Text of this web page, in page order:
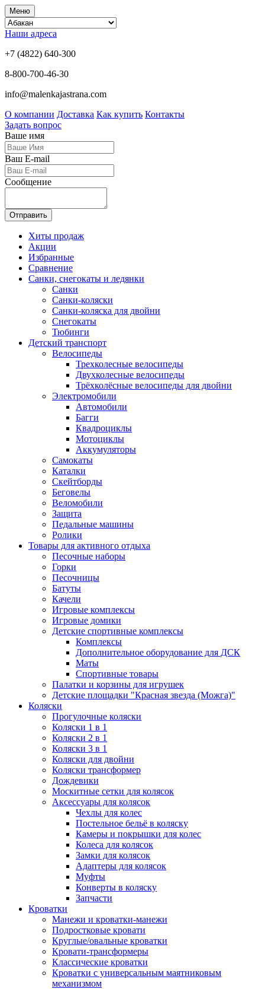
Меню
Наши адреса
+7 (4822) 640-300
8-800-700-46-30
info@malenkajastrana.com
О компании Доставка Как купить Контакты
Задать вопрос
Ваше имя
Ваш E-mail
Сообщение
Отправить
Хиты продаж
Акции
Избранные
Сравнение
Санки, снегокаты и ледянки
Санки
Санки-коляски
Санки-коляска для двойни
Снегокаты
Тюбинги
Детский транспорт
Велосипеды
Трехколесные велосипеды
Двухколесные велосипеды
Трёхколёсные велосипеды для двойни
Электромобили
Автомобили
Багги
Квадроциклы
Мотоциклы
Аккумуляторы
Самокаты
Каталки
Скейтборды
Беговелы
Веломобили
Защита
Педальные машины
Ролики
Товары для активного отдыха
Песочные наборы
Горки
Песочницы
Батуты
Качели
Игровые комплексы
Игровые домики
Детские спортивные комплексы
Комплексы
Дополнительное оборудование для ДСК
Маты
Спортивные товары
Палатки и корзины для игрушек
Детские площадки "Красная звезда (Можга)"
Коляски
Прогулочные коляски
Коляски 1 в 1
Коляски 2 в 1
Коляски 3 в 1
Коляски для двойни
Коляски трансформер
Дождевики
Москитные сетки для колясок
Аксессуары для колясок
Чехлы для колес
Постельное бельё в коляску
Камеры и покрышки для колес
Колеса для колясок
Замки для колясок
Адаптеры для колясок
Муфты
Конверты в коляску
Запчасти
Кроватки
Манежи и кроватки-манежи
Подростковые кровати
Круглые/овальные кроватки
Кровати-трансформеры
Классические кроватки
Кроватки с универсальным маятниковым
механизмом